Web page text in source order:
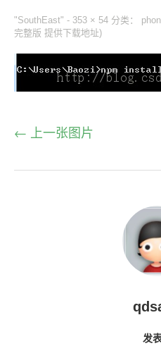
"SouthEast" - 353 × 54 分类：
完整版 提供下载地址)
← 上一张图片
发